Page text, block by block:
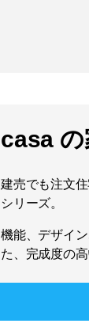
casa の
建売でも注文
シリーズ。
機能、デザイ
た、完成度の高